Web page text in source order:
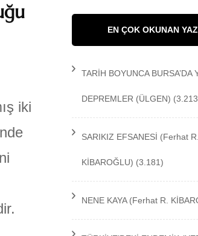
GEZGİN KEDİ
ÜLGEN
SOSYOLOJİ
iki
EN ÇOK OKUNAN
TARİH BOYUNCA BURSA’DA
DEPREMLER (ÜLGEN)
SARIKIZ EFSANESİ (Ferhat R.
KİBAROĞLU) (3.181)
NENE KAYA (Ferhat R.